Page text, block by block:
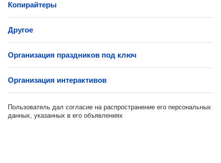
Копирайтеры
Другое
Организация праздников под ключ
Организация интерактивов
Пользователь дал согласие на распространение его персональных
данных, указанных в его объявлениях